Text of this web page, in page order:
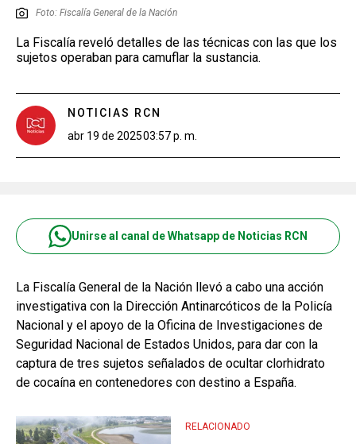
Foto: Fiscalía General de la Nación
La Fiscalía reveló detalles de las técnicas con las que los
sujetos operaban para camuflar la sustancia.
NOTICIAS RCN
abr 19 de 202503:57 p. m.
Unirse al canal de Whatsapp de Noticias RCN
La Fiscalía General de la Nación llevó a cabo una acción
investigativa con la Dirección Antinarcóticos de la Policía
Nacional y el apoyo de la Oficina de Investigaciones de
Seguridad Nacional de Estados Unidos, para dar con la
captura de tres sujetos señalados de ocultar clorhidrato
de cocaína en contenedores con destino a España.
RELACIONADO